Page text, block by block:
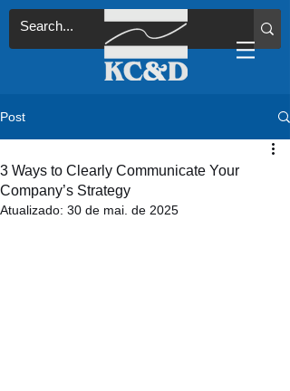
Post
3 Ways to Clearly Communicate Your
Company’s Strategy
Atualizado: 30 de mai. de 2025